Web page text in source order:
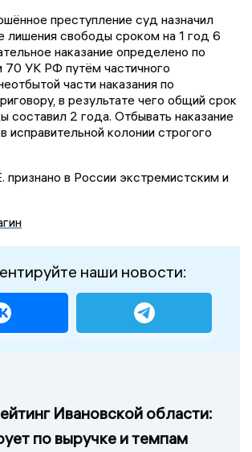
преступление суд назначил
лишения свободы сроком на 1 год 6
наказание определено по
70 УК РФ путём частичного
части наказания по
в результате чего общий срок
составил 2 года. Отбывать наказание
исправительной колонии строгого
признано в России экстремистским и
наши новости:
Ивановской области:
по выручке и темпам